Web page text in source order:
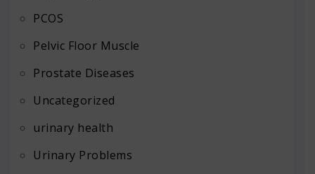
PCOS
Pelvic Floor Muscle
Prostate Diseases
Uncategorized
urinary health
Urinary Problems